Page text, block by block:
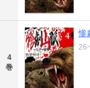
4
巻
惨
26